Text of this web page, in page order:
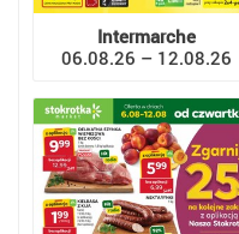
Intermarche
06.08.26 – 12.08.26